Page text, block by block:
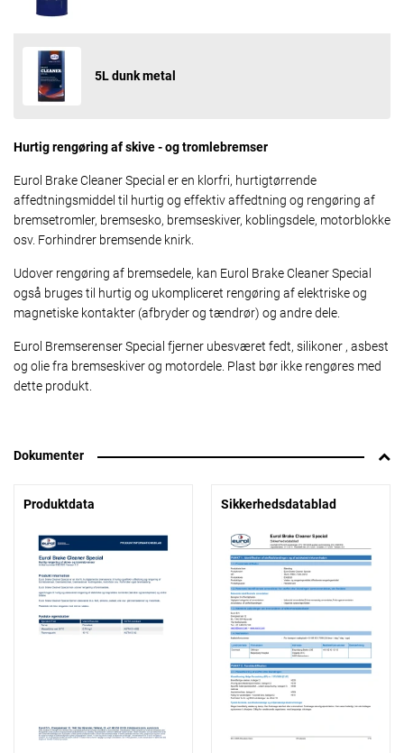
5L dunk metal
Hurtig rengøring af skive - og tromlebremser
Eurol Brake Cleaner Special er en klorfri, hurtigtørrende
affedtningsmiddel til hurtig og effektiv affedtning og rengøring af
bremsetromler, bremsesko, bremseskiver, koblingsdele, motorblokke
osv. Forhindrer bremsende knirk.
Udover rengøring af bremsedele, kan Eurol Brake Cleaner Special
også bruges til hurtig og ukompliceret rengøring af elektriske og
magnetiske kontakter (afbryder og tændrør) og andre dele.
Eurol Bremserenser Special fjerner ubesværet fedt, silikoner , asbest
og olie fra bremseskiver og motordele. Plast bør ikke rengøres med
dette produkt.
Dokumenter
Produktdata Sikkerhedsdatablad